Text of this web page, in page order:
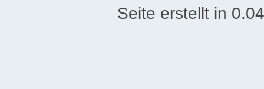
Seite erstellt in